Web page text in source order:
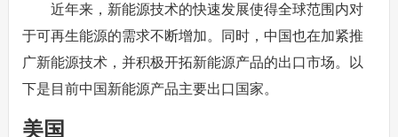
近年来，新能源技术的快速发展使得全球范围内对
于可再生能源的需求不断增加。同时，中国也在加紧推
广新能源技术，并积极开拓新能源产品的出口市场。以
下是目前中国新能源产品主要出口国家。
美国